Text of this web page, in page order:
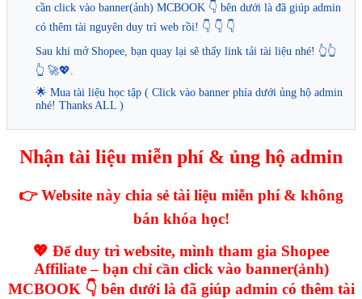
cần click vào banner(ảnh) MCBOOK 👇 bên dưới là đã giúp admin
có thêm tài nguyên duy trì web rồi! 👇 👇 👇
Sau khi mở Shopee, bạn quay lại sẽ thấy link tải tài liệu nhé! 👆👆
👆 🚀💖.
🌟 Mua tài liệu học tập ( Click vào banner phía dưới ủng hộ admin
nhé! Thanks ALL )
Nhận tài liệu miễn phí & ủng hộ admin
👉 Website này chia sẻ tài liệu miễn phí & không
bán khóa học!
💖 Để duy trì website, mình tham gia Shopee
Affiliate – bạn chỉ cần click vào banner(ảnh)
MCBOOK 👇 bên dưới là đã giúp admin có thêm tài